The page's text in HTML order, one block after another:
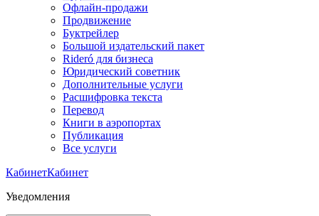
Офлайн-продажи
Продвижение
Буктрейлер
Большой издательский пакет
Rideró для бизнеса
Юридический советник
Дополнительные услуги
Расшифровка текста
Перевод
Книги в аэропортах
Публикация
Все услуги
КабинетКабинет
Уведомления